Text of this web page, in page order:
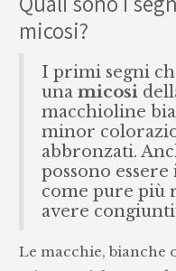
micosi?
I primi segni
unamicosi
macchioline
minor
abbronzati.
possono
come pure più
avere
Le macchie, bianche